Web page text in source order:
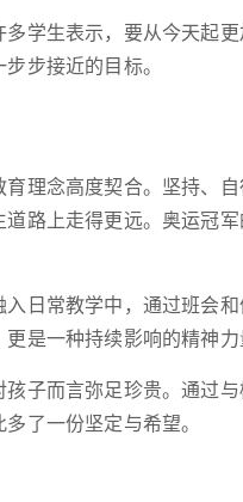
学生表示，要从今天起
步接近的目标。
理念高度契合。坚持、
路上走得更远。奥运冠
日常教学中，通过班会
是一种持续影响的精神力
子而言弥足珍贵。通过
了一份坚定与希望。